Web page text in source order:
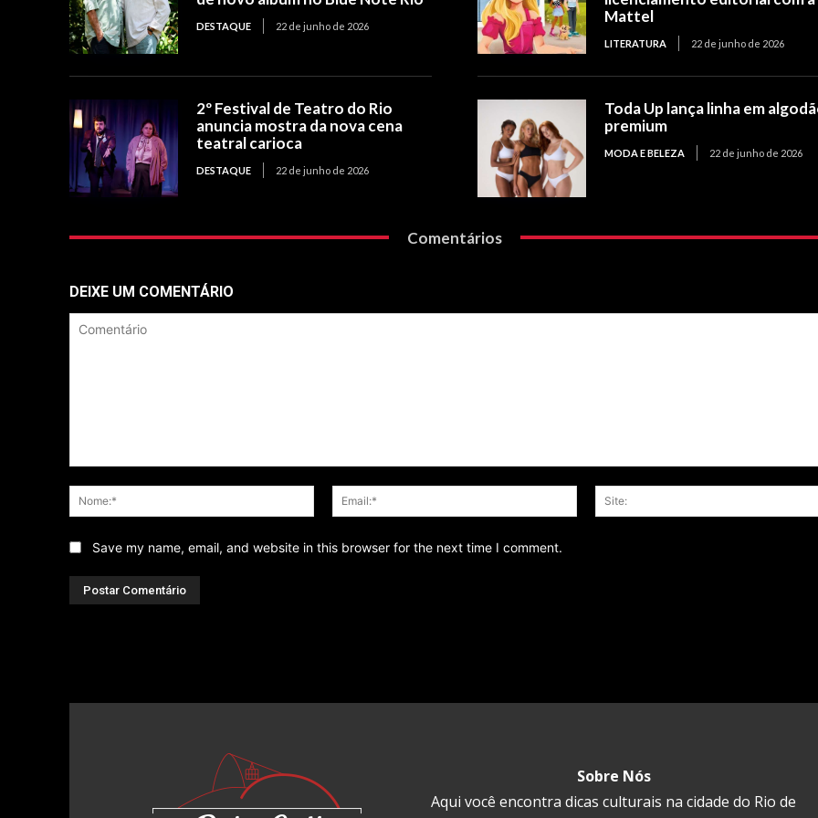
DESTAQUE 22 de junho de 2026
Mattel
LITERATURA 22 de junho de 2026
2º Festival de Teatro do Rio
anuncia mostra da nova cena
teatral carioca
DESTAQUE 22 de junho de 2026
Toda Up lança linha em
premium
MODA E BELEZA 22 de junho de 2026
Comentários
DEIXE UM COMENTÁRIO
Nome:*
Email:*
Save my name, email, and website in this browser for the next time I comment.
Sobre Nós
Aqui você encontra dicas culturais na cidade do Rio de